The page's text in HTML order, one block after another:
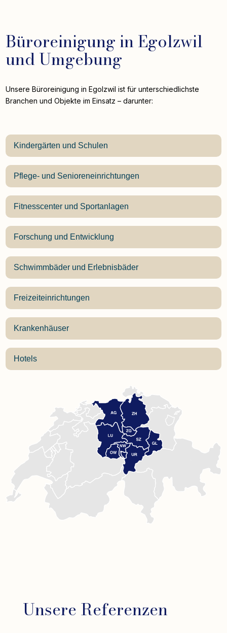
Büroreinigung in Egolzwil
und Umgebung
Unsere Büroreinigung in Egolzwil ist für unterschiedlichste
Branchen und Objekte im Einsatz – darunter:
Kindergärten und Schulen
Pflege- und Senioreneinrichtungen
Fitnesscenter und Sportanlagen
Forschung und Entwicklung
Schwimmbäder und Erlebnisbäder
Freizeiteinrichtungen
Krankenhäuser
Hotels
Unsere Referenzen